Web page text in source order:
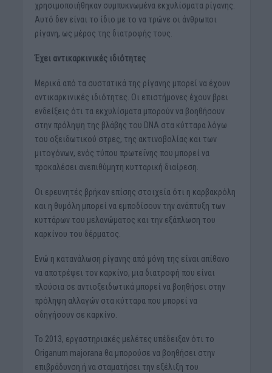
χρησιμοποιήθηκαν συμπυκνωμένα εκχυλίσματα ρίγανης.
Αυτό δεν είναι το ίδιο με το να τρώνε οι άνθρωποι
ρίγανη, ως μέρος της διατροφής τους.
Έχει αντικαρκινικές ιδιότητες
Μερικά από τα συστατικά της ρίγανης μπορεί να έχουν
αντικαρκινικές ιδιότητες. Οι επιστήμονες έχουν βρει
ενδείξεις ότι τα εκχυλίσματα μπορούν να βοηθήσουν
στην πρόληψη της βλάβης του DNA στα κύτταρα λόγω
του οξειδωτικού στρες, της ακτινοβολίας και των
μιτογόνων, ενός τύπου πρωτεΐνης που μπορεί να
προκαλέσει ανεπιθύμητη κυτταρική διαίρεση.
Οι ερευνητές βρήκαν επίσης στοιχεία ότι η καρβακρόλη
και η θυμόλη μπορεί να εμποδίσουν την ανάπτυξη των
κυττάρων του μελανώματος και την εξάπλωση του
καρκίνου του δέρματος.
Ενώ η κατανάλωση ρίγανης από μόνη της είναι απίθανο
να αποτρέψει τον καρκίνο, μια διατροφή που είναι
πλούσια σε αντιοξειδωτικά μπορεί να βοηθήσει στην
πρόληψη αλλαγών στα κύτταρα που μπορεί να
οδηγήσουν σε καρκίνο.
Το 2013, εργαστηριακές μελέτες υπέδειξαν ότι το
Origanum majorana θα μπορούσε να βοηθήσει στην
επιβράδυνση ή να σταματήσει την εξέλιξη του